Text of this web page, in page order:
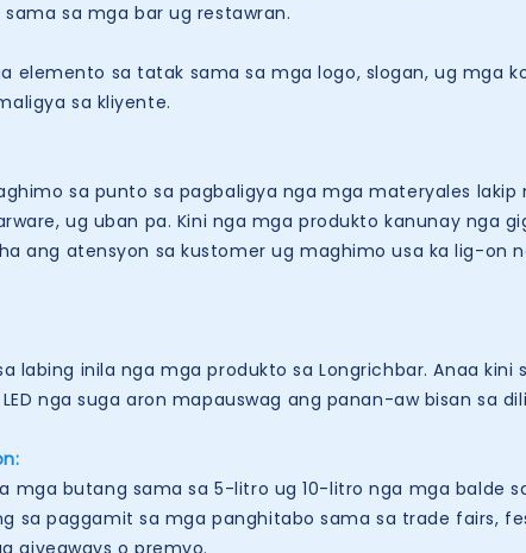
sa mga bar ug restawran.
sa tatak sama sa mga logo, slogan, ug mga
sa kliyente.
sa punto sa pagbaligya nga mga materyales lakip
ug uban pa. Kini nga mga produkto kanunay nga
ang atensyon sa kustomer ug maghimo usa ka lig-on
inila nga mga produkto sa Longrichbar. Anaa kini
nga suga aron mapauswag ang panan-aw bisan sa
butang sama sa 5-litro ug 10-litro nga mga balde
sa paggamit sa mga panghitabo sama sa trade fairs,